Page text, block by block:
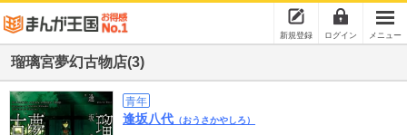
新規登録 ログイン メニュー
瑠璃宮夢幻古物店(3)
青年
逢坂八代 （おうさかやしろ）